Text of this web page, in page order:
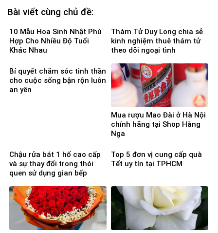
Bài viết cùng chủ đề:
10 Mẫu Hoa Sinh Nhật Phù
Hợp Cho Nhiều Độ Tuổi
Khác Nhau
Thám Tử Duy Long chia sẻ
kinh nghiệm thuê thám tử
theo dõi ngoại tình
Bí quyết chăm sóc tinh thần
cho cuộc sống bận rộn luôn
an yên
Mua rượu Mao Đài ở Hà Nội
chính hãng tại Shop Hàng
Nga
Chậu rửa bát 1 hố cao cấp
và sự thay đổi trong thói
quen sử dụng gian bếp
Top 5 đơn vị cung cấp quà
Tết uy tín tại TPHCM